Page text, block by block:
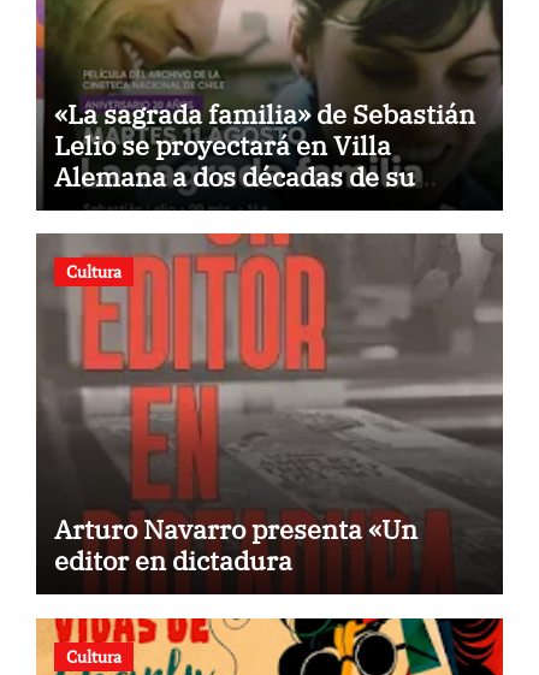
«La sagrada familia» de Sebastián
Lelio se proyectará en Villa
Alemana a dos décadas de su
estreno
Cultura
Arturo Navarro presenta «Un
editor en dictadura
Cultura